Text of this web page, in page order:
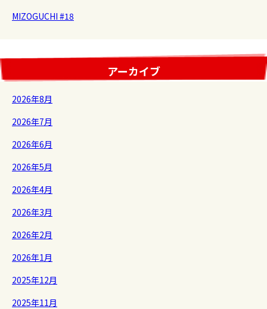
MIZOGUCHI #18
アーカイブ
2026年8月
2026年7月
2026年6月
2026年5月
2026年4月
2026年3月
2026年2月
2026年1月
2025年12月
2025年11月